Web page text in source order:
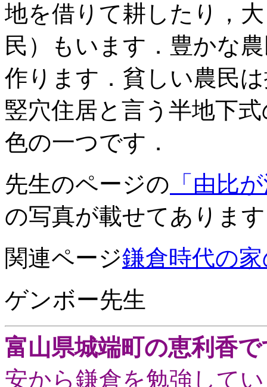
地を借りて耕したり，
民）もいます．豊かな
作ります．貧しい農民
竪穴住居と言う半地下
色の一つです．
先生のページの 「由比
の写真が載せてありま
関連ページ鎌倉時代の
ゲンボー先生
富山県城端町の恵利香
安から鎌倉を勉強して